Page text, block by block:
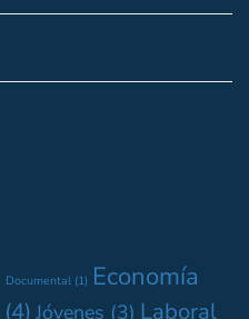
Documental (1) Economía
(4) Jóvenes (3) Laboral